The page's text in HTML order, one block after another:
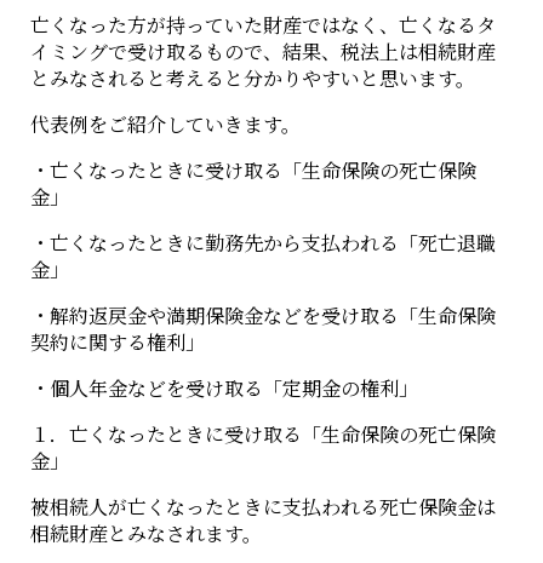
亡くなった方が持っていた財産ではなく、亡くなるタ
イミングで受け取るもので、結果、税法上は相続財産
とみなされると考えると分かりやすいと思います。
代表例をご紹介していきます。
・亡くなったときに受け取る「生命保険の死亡保険
金」
・亡くなったときに勤務先から支払われる「死亡退職
金」
・解約返戻金や満期保険金などを受け取る「生命保険
契約に関する権利」
・個人年金などを受け取る「定期金の権利」
１．亡くなったときに受け取る「生命保険の死亡保険
金」
被相続人が亡くなったときに支払われる死亡保険金は
相続財産とみなされます。